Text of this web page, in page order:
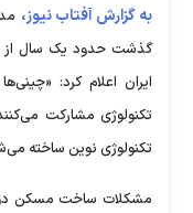
به گزارش آفتاب نیوز،
گذشت حدود یک سال از
ایران اعلام کرد:
تکنولوژی نوین ساخته
مشکلات ساخت مسکن